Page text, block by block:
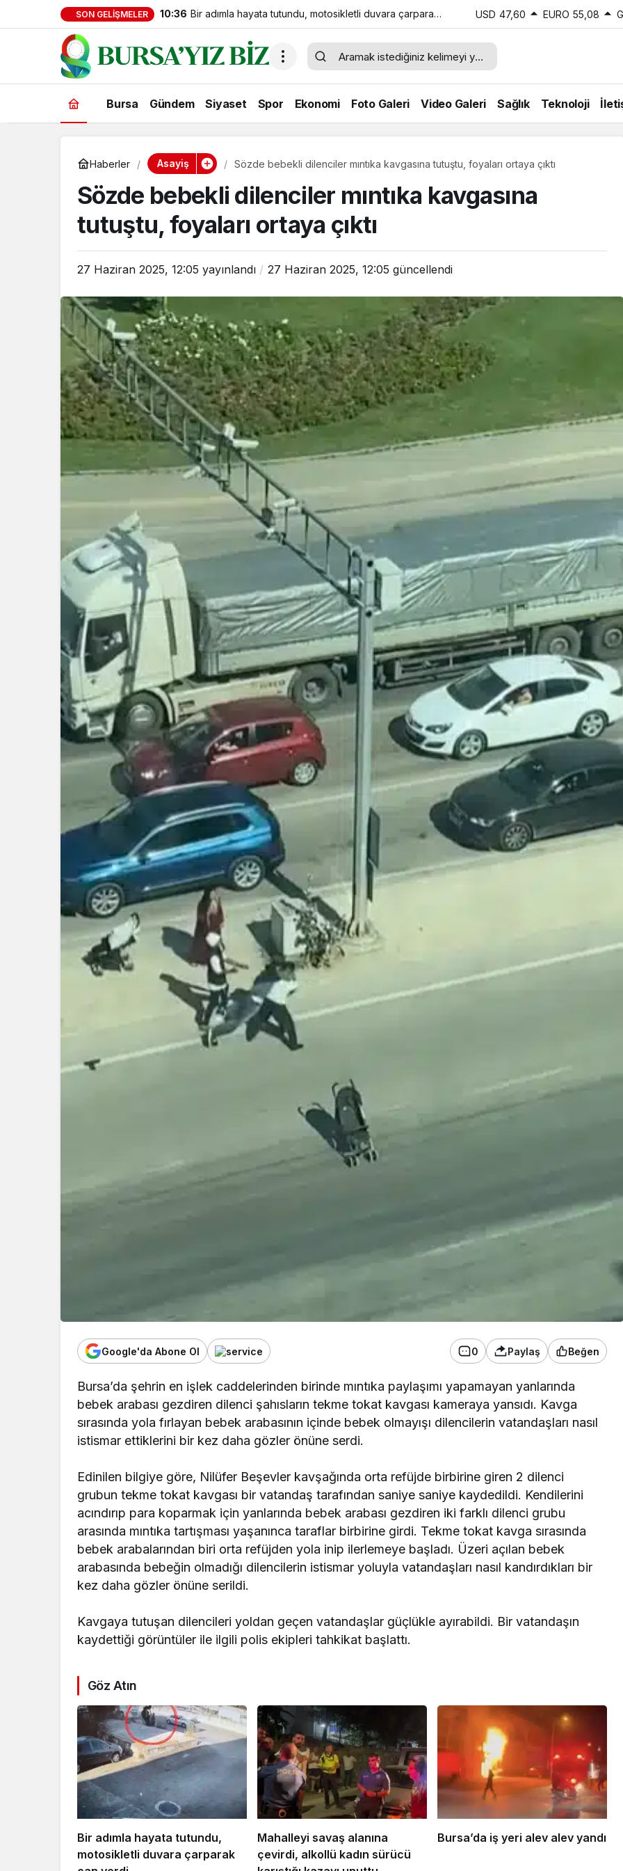
SON GELIŞMELER 10:36 Bir adımla hayata tutundu, motosikletli duvara çarparak USD 47,60 EURO 55,08
Bursa Gündem Siyaset Spor Ekonomi Foto Galeri Video Galeri Sağlık Teknoloji
Haberler Asayiş Sözde bebekli dilenciler mıntıka kavgasına tutuştu, foyaları ortaya çıktı
Sözde bebekli dilenciler mıntıka kavgasına
tutuştu, foyaları ortaya çıktı
27 Haziran 2025, 12:05 yayınlandı 27 Haziran 2025, 12:05 güncellendi
Google'da Abone Ol 0 Paylaş Beğen
Bursa’da şehrin en işlek caddelerinden birinde mıntıka paylaşımı yapamayan yanlarında
bebek arabası gezdiren dilenci şahısların tekme tokat kavgası kameraya yansıdı. Kavga
sırasında yola fırlayan bebek arabasının içinde bebek olmayışı dilencilerin vatandaşları nasıl
istismar ettiklerini bir kez daha gözler önüne serdi.
Edinilen bilgiye göre, Nilüfer Beşevler kavşağında orta refüjde birbirine giren 2 dilenci
grubun tekme tokat kavgası bir vatandaş tarafından saniye saniye kaydedildi. Kendilerini
acındırıp para koparmak için yanlarında bebek arabası gezdiren iki farklı dilenci grubu
arasında mıntıka tartışması yaşanınca taraflar birbirine girdi. Tekme tokat kavga sırasında
bebek arabalarından biri orta refüjden yola inip ilerlemeye başladı. Üzeri açılan bebek
arabasında bebeğin olmadığı dilencilerin istismar yoluyla vatandaşları nasıl kandırdıkları bir
kez daha gözler önüne serildi.
Kavgaya tutuşan dilencileri yoldan geçen vatandaşlar güçlükle ayırabildi. Bir vatandaşın
kaydettiği görüntüler ile ilgili polis ekipleri tahkikat başlattı.
Göz Atın
Bir adımla hayata tutundu,
motosikletli duvara çarparak
Mahalleyi savaş alanına
çevirdi, alkollü kadın sürücü
Bursa’da iş yeri alev alev yandı
Bir adımla hayata tutundu,
motosikletli duvara
çarparak can verdi
Spor
Bursalı dağcılardan Ağrı
Dağı zirvesinde Bursaspor
mesajı